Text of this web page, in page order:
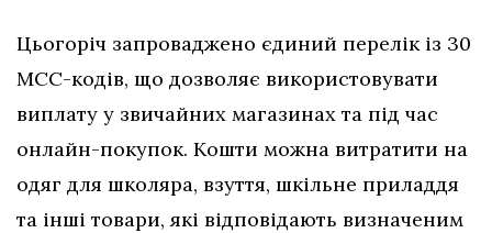
Цьогоріч запроваджено єдиний перелік із 30
МСС-кодів, що дозволяє використовувати
виплату у звичайних магазинах та під час
онлайн-покупок. Кошти можна витратити на
одяг для школяра, взуття, шкільне приладдя
та інші товари, які відповідають визначеним